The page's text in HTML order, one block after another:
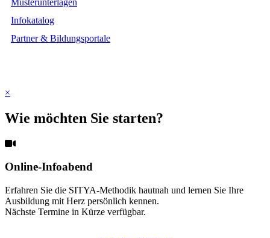
Infokatalog
Partner & Bildungsportale
×
Wie möchten Sie starten?
Online-Infoabend
Erfahren Sie die SITYA-Methodik hautnah und lernen Sie Ihre
Ausbildung mit Herz persönlich kennen.
Nächste Termine in Kürze verfügbar.